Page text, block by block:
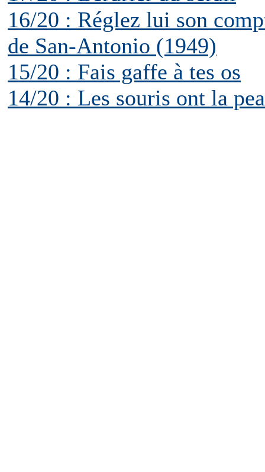
16/20 : Réglez lui son
de San-Antonio (1949)
15/20 : Fais gaffe à tes os
14/20 : Les souris ont la